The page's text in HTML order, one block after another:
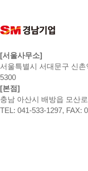
[서울사무소]
서울특별시 서대문구 신
5300
[본점]
충남 아산시 배방읍 모산
TEL: 041-533-1297, FAX: